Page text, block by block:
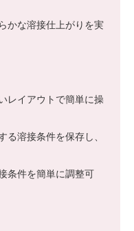
かな溶接仕上がりを実
レイアウトで簡単に操
る溶接条件を保存し、
条件を簡単に調整可